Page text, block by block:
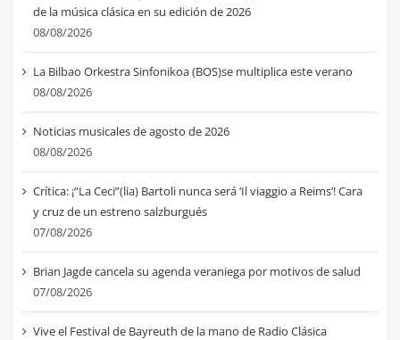
de la música clásica en su edición de 2026
08/08/2026
La Bilbao Orkestra Sinfonikoa (BOS)se multiplica este verano
08/08/2026
Noticias musicales de agosto de 2026
08/08/2026
Crítica: ¡“La Ceci”(lia) Bartoli nunca será ‘Il viaggio a Reims’! Cara
y cruz de un estreno salzburgués
07/08/2026
Brian Jagde cancela su agenda veraniega por motivos de salud
07/08/2026
Vive el Festival de Bayreuth de la mano de Radio Clásica